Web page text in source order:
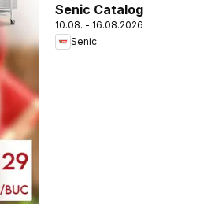
Senic Catalog
10.08. - 16.08.2026
Senic